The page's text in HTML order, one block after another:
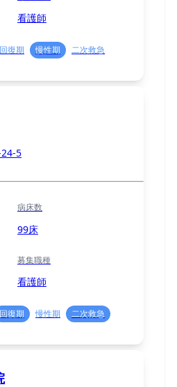
看護師
回復期 慢性期
二次救急
5
病床数
99床
募集職種
看護師
回復期 慢性期
二次救急